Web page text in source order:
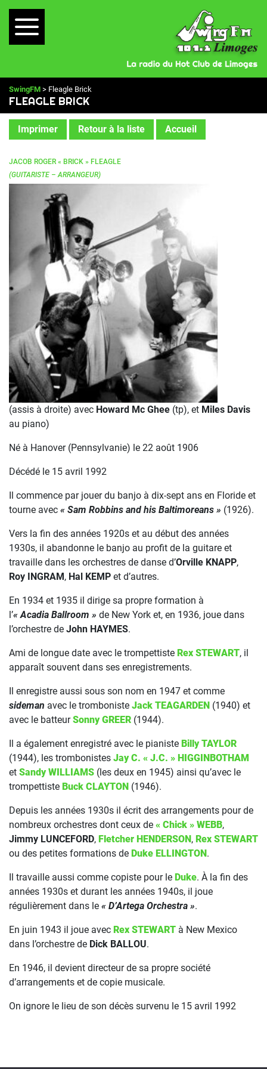
SwingFM > Fleagle Brick
FLEAGLE BRICK
Imprimer Retour à la liste Accueil
JACOB ROGER « BRICK » FLEAGLE
(GUITARISTE – ARRANGEUR)
(assis à droite) avec Howard Mc Ghee (tp), et Miles Davis
au piano)
Né à Hanover (Pennsylvanie) le 22 août 1906
Décédé le 15 avril 1992
Il commence par jouer du banjo à dix-sept ans en Floride et
tourne avec « Sam Robbins and his Baltimoreans » (1926).
Vers la fin des années 1920s et au début des années
1930s, il abandonne le banjo au profit de la guitare et
travaille dans les orchestres de danse d’Orville KNAPP,
Roy INGRAM, Hal KEMP et d’autres.
En 1934 et 1935 il dirige sa propre formation à
l’« Acadia Ballroom » de New York et, en 1936, joue dans
l’orchestre de John HAYMES.
Ami de longue date avec le trompettiste Rex STEWART, il
apparaît souvent dans ses enregistrements.
Il enregistre aussi sous son nom en 1947 et comme
sideman avec le tromboniste Jack TEAGARDEN (1940) et
avec le batteurSonny GREER (1944).
Il a également enregistré avec le pianiste Billy TAYLOR
(1944), les trombonistes Jay C. « J.C. » HIGGINBOTHAM
et Sandy WILLIAMS (les deux en 1945) ainsi qu’avec le
trompettiste Buck CLAYTON (1946).
Depuis les années 1930s il écrit des arrangements pour de
nombreux orchestres dont ceux de « Chick » WEBB,
Jimmy LUNCEFORD, Fletcher HENDERSON, Rex STEWART
ou des petites formations de Duke ELLINGTON.
Il travaille aussi comme copiste pour le Duke. À la fin des
années 1930s et durant les années 1940s, il joue
régulièrement dans le « D’Artega Orchestra ».
En juin 1943 il joue avec Rex STEWART à New Mexico
dans l’orchestre de Dick BALLOU.
En 1946, il devient directeur de sa propre société
d’arrangements et de copie musicale.
On ignore le lieu de son décès survenu le 15 avril 1992